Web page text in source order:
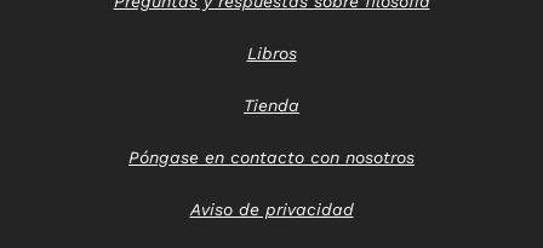
Libros
Tienda
Póngase en contacto con nosotros
Aviso de privacidad